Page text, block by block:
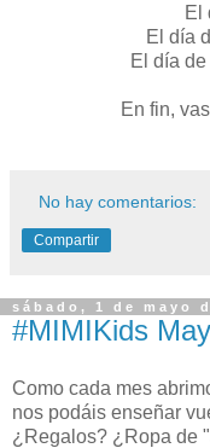
El
El día
El día
En fin,
No hay comentarios:
Compartir
sábado, 1 de mayo
#MIMIKids
Como cada mes
nos podáis enseñar
¿Regalos? ¿Ropa de